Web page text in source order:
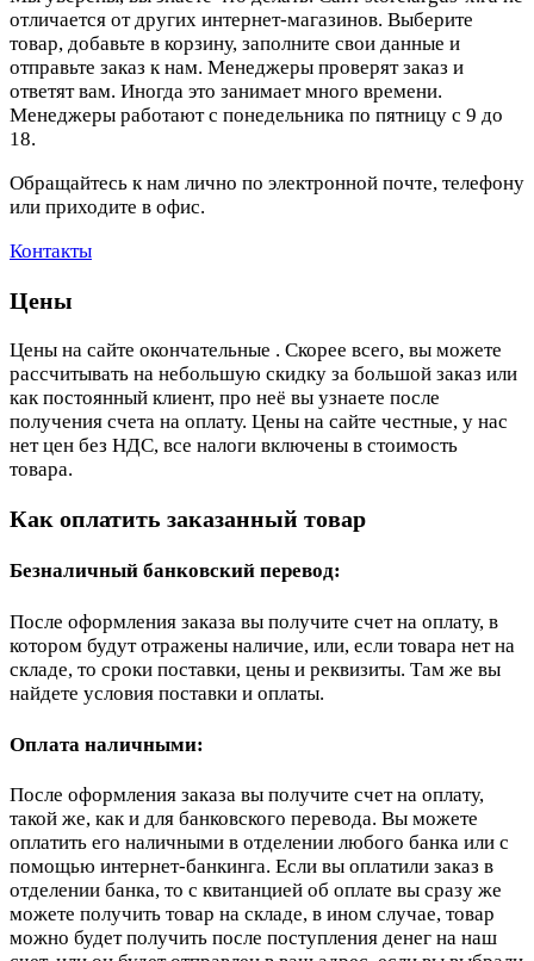
отличается от других интернет-магазинов. Выберите
товар, добавьте в корзину, заполните свои данные и
отправьте заказ к нам. Менеджеры проверят заказ и
ответят вам. Иногда это занимает много времени.
Менеджеры работают с понедельника по пятницу с 9 до
18.
Обращайтесь к нам лично по электронной почте, телефону
или приходите в офис.
Контакты
Цены
Цены на сайте окончательные . Скорее всего, вы можете
рассчитывать на небольшую скидку за большой заказ или
как постоянный клиент, про неё вы узнаете после
получения счета на оплату. Цены на сайте честные, у нас
нет цен без НДС, все налоги включены в стоимость
товара.
Как оплатить заказанный товар
Безналичный банковский перевод:
После оформления заказа вы получите счет на оплату, в
котором будут отражены наличие, или, если товара нет на
складе, то сроки поставки, цены и реквизиты. Там же вы
найдете условия поставки и оплаты.
Оплата наличными:
После оформления заказа вы получите счет на оплату,
такой же, как и для банковского перевода. Вы можете
оплатить его наличными в отделении любого банка или с
помощью интернет-банкинга. Если вы оплатили заказ в
отделении банка, то с квитанцией об оплате вы сразу же
можете получить товар на складе, в ином случае, товар
можно будет получить после поступления денег на наш